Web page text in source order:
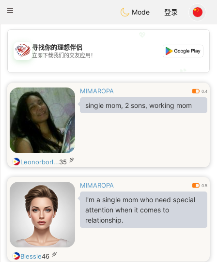
Dating
Toggle
Mode 登录
💖
💕
寻找你的理想伴侣
立即下载我们的交友应用！
MIMAROPA 0.4
single mom, 2 sons, working mom
Leonorborl...35 岁
MIMAROPA 0.5
I'm a single mom who need special
attention when it comes to
relationship.
Blessie46 岁